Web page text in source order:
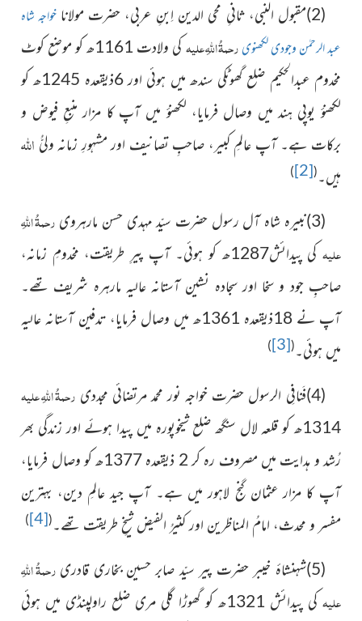
(2)مقبول النبی، ثانیِ محی الدین اِبنِ عربی، حضرت مولانا
خواجہ شاہ
عبد الرحمٰن وجودی لکھنوی رحمۃُ اللہِ علیہ
کی ولادت 1161ھ کو موضع کوٹ
مخدوم عبدالحکیم ضلع گھوٹکی سندھ میں ہوئی اور 6ذیقعدہ 1245ھ کو
لکھنؤ یوپی ہند میں وصال فرمایا، لکھنؤ میں آپ کا مزار منبعِ فیوض و
برکات ہے۔ آپ عالمِ کبیر، صاحبِ تصانیف اور مشہورِ زمانہ ولیُّ اللہ
ہیں۔(
[2]
)
(3)نبیرہ شاہ آل رسول حضرت سیّد مہدی حسن مارہروی
رحمۃُ اللہِ
علیہ
کی پیدائش1287ھ کو ہوئی۔ آپ پیرِ طریقت، مخدومِ زمانہ،
صاحبِ جود و سخا اور سجادہ نشین آستانہ عالیہ مارہرہ شریف تھے۔
آپ نے 18ذیقعدہ 1361ھ میں وصال فرمایا، تدفین آستانہ عالیہ
میں ہوئی۔(
[3]
)
(4)فَنافِی الرسول حضرت خواجہ نور محمد مرتضائی مجددی رحمۃُ اللہِ علیہ
1314ھ کو قلعہ لال سنگھ ضلع شیخوپورہ میں پیدا
ہوئے اور زندگی بھر
رُشد و ہدایت میں مصروف رہ کر 2 ذیقعدہ
1377ھ کو وصال فرمایا،
آپ کا مزار عثمان گنج لاہور میں ہے۔ آپ جید عالمِ دین، بہترین
مفسر و محدث، امامُ المناظرین اور کثیرُ الفیض شیخِ طریقت تھے۔(
[4]
)
(5)شہنشاۂ خیبر حضرت پیر سیّد صابر حسین بخاری قادری
رحمۃُ اللہِ
علیہ
کی پیدائش 1321ھ کو گھوڑا گلی مری ضلع راولپنڈی میں ہوئی